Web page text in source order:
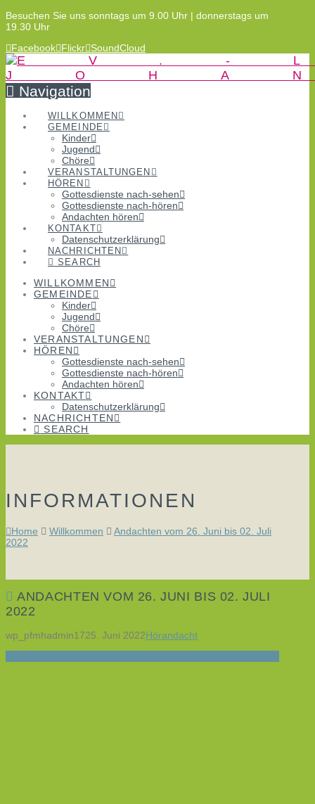
Besuchen Sie uns sonntags um 9.00 Uhr | donnerstags um
19.30 Uhr
Facebook Flickr SoundCloud
Navigation
WILLKOMMEN
GEMEINDE
Kinder
Jugend
Chöre
VERANSTALTUNGEN
HÖREN
Gottesdienste nach-sehen
Gottesdienste nach-hören
Andachten hören
KONTAKT
Datenschutzerklärung
NACHRICHTEN
SEARCH
WILLKOMMEN
GEMEINDE
Kinder
Jugend
Chöre
VERANSTALTUNGEN
HÖREN
Gottesdienste nach-sehen
Gottesdienste nach-hören
Andachten hören
KONTAKT
Datenschutzerklärung
NACHRICHTEN
SEARCH
INFORMATIONEN
Home Willkommen
Andachten vom 26. Juni bis 02. Juli
2022
ANDACHTEN VOM 26. JUNI BIS 02. JULI
2022
wp_pfmhadmin1725. Juni 2022Hörandacht